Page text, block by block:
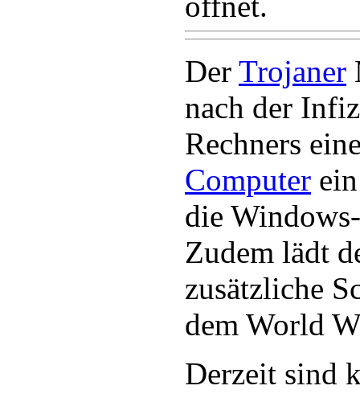
Der Trojaner
nach der
Rechners
Computer
die
Zudem lädt
zusätzliche
dem World
Derzeit sind